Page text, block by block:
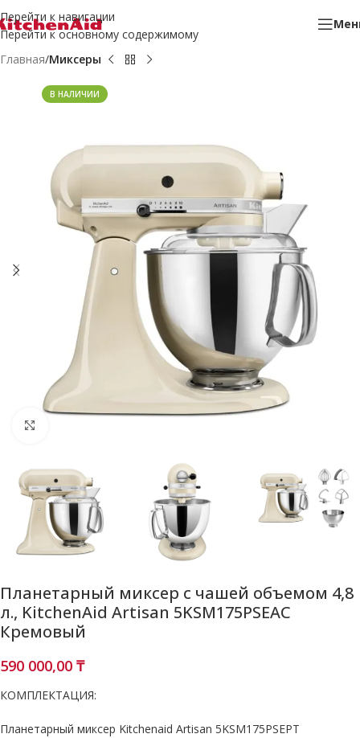
Перейти к навигации
Перейти к основному содержимому
Главная Миксеры
В НАЛИЧИИ
Планетарный миксер с чашей объемом 4,8
л., KitchenAid Artisan 5KSM175PSEAC
Кремовый
590 000,00 ₸
КОМПЛЕКТАЦИЯ:
Планетарный миксер Kitchenaid Artisan 5KSM175PSEPT